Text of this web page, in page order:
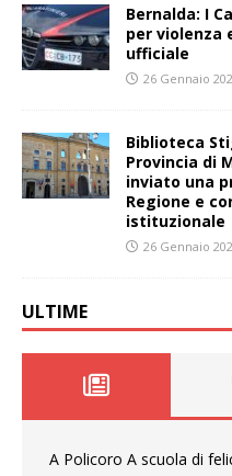
Bernalda: I
per violenza
ufficiale
26 Gennaio
Biblioteca
Provincia di
inviato una
Regione e
istituzionale
26 Gennaio
ULTIME
A Policoro A scuola di